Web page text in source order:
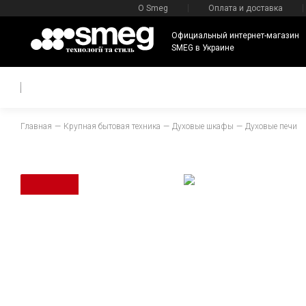
О Smeg Оплата и доставка
Официальный интернет-магазин
SMEG в Украине
Главная Крупная бытовая техника Духовые шкафы Духовые печи